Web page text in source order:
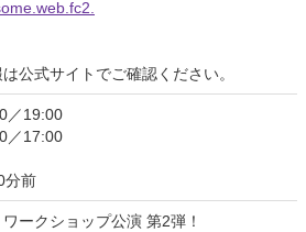
公式サイトでご確認ください。
／19:00
／17:00
分前
ークショップ公演 第2弾！